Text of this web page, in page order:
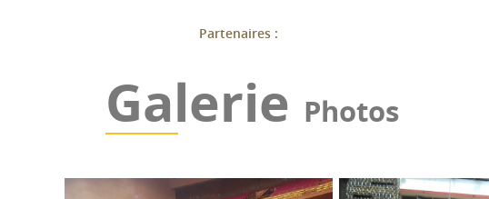
Partenaires :
Galerie Photos